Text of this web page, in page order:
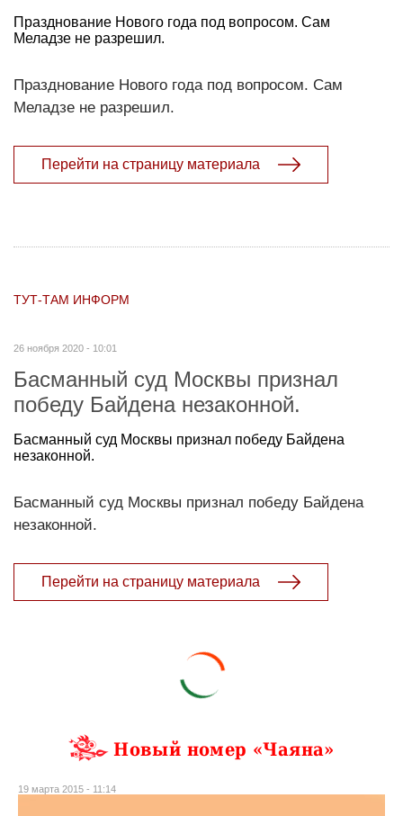
Празднование Нового года под вопросом. Сам
Меладзе не разрешил.
Празднование Нового года под вопросом. Сам
Меладзе не разрешил.
Перейти на страницу материала
ТУТ-ТАМ ИНФОРМ
26 ноября 2020 - 10:01
Басманный суд Москвы признал
победу Байдена незаконной.
Басманный суд Москвы признал победу Байдена
незаконной.
Басманный суд Москвы признал победу Байдена
незаконной.
Перейти на страницу материала
Новый номер «Чаяна»
19 марта 2015 - 11:14